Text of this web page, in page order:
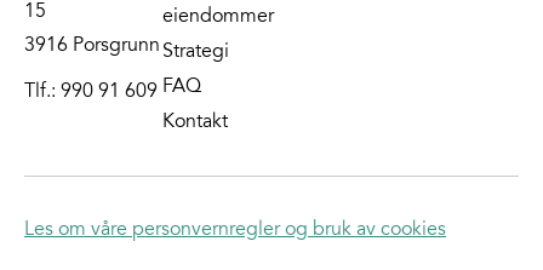
15
3916 Porsgrunn
Tlf.: 990 91 609
eiendommer
Strategi
FAQ
Kontakt
Les om våre personvernregler og bruk av cookies